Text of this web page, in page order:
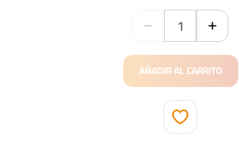
AÑADIR AL CARRITO